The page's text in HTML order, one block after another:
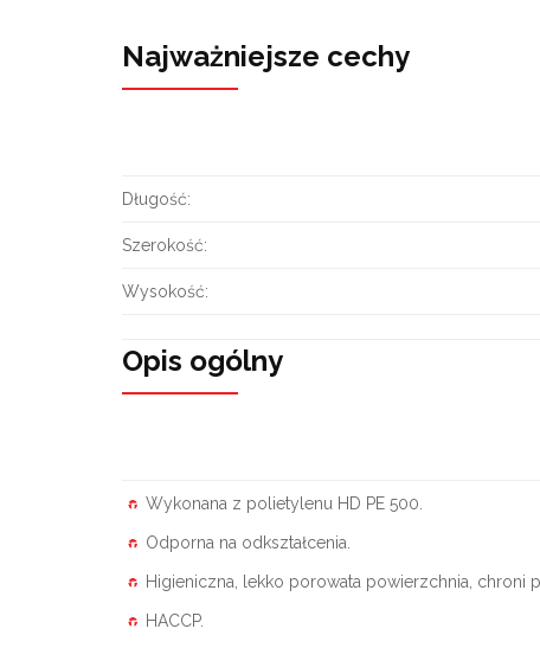
Najważniejsze cechy
Długość:
Szerokość:
Wysokość:
Opis ogólny
Wykonana z polietylenu HD PE 500.
Odporna na odkształcenia.
Higieniczna, lekko porowata powierzchnia, chroni
HACCP.